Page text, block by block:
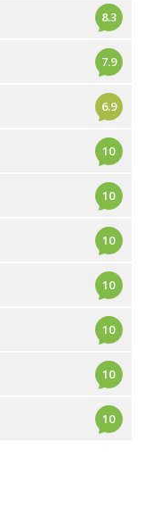
8.3
7.9
6.9
10
10
10
10
10
10
10